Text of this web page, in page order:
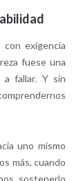
exigencia
fuese una
a fallar. Y sin
uno mismo
más, cuando
sostenerlo